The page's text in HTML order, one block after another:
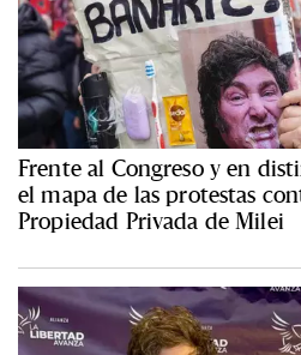
Frente al Congreso y en
el mapa de las protestas
Propiedad Privada de Milei